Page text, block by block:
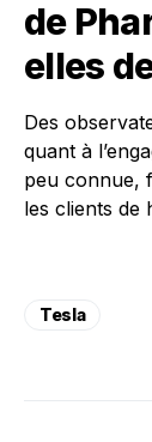
de
elles
Des
quant à
peu connue,
les clients de
Tesla